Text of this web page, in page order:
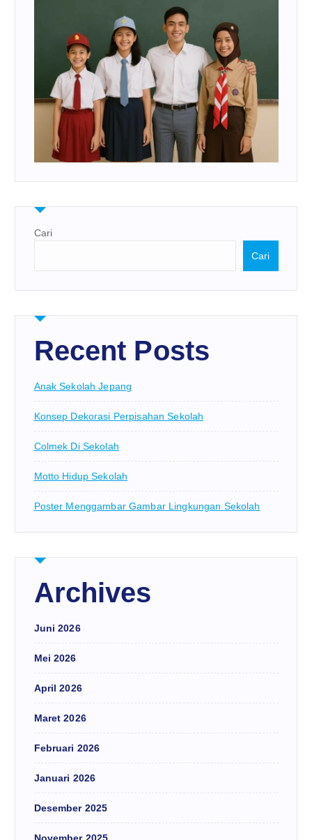
Cari
Cari
Recent Posts
Anak Sekolah Jepang
Konsep Dekorasi Perpisahan Sekolah
Colmek Di Sekolah
Motto Hidup Sekolah
Poster Menggambar Gambar Lingkungan Sekolah
Archives
Juni 2026
Mei 2026
April 2026
Maret 2026
Februari 2026
Januari 2026
Desember 2025
November 2025